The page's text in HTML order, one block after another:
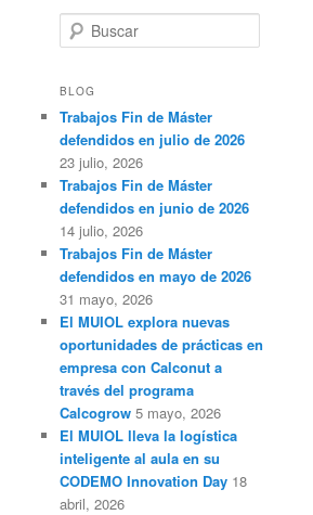
u
c
r
BLOG
Trabajos Fin de Máster
defendidos en julio de 2026
23 julio, 2026
Trabajos Fin de Máster
defendidos en junio de 2026
14 julio, 2026
Trabajos Fin de Máster
defendidos en mayo de 2026
31 mayo, 2026
El MUIOL explora nuevas
oportunidades de prácticas en
empresa con Calconut a
través del programa
Calcogrow 5 mayo, 2026
El MUIOL lleva la logística
inteligente al aula en su
CODEMO Innovation Day 18
abril, 2026